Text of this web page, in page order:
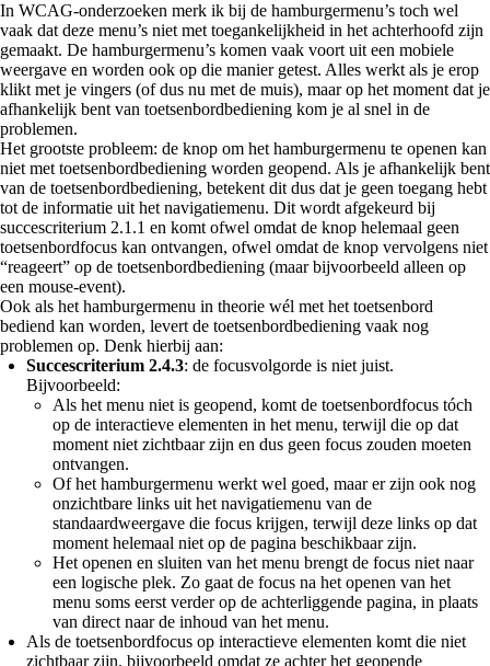
In WCAG-onderzoeken merk ik bij de hamburgermenu’s toch wel
vaak dat deze menu’s niet met toegankelijkheid in het achterhoofd zijn
gemaakt. De hamburgermenu’s komen vaak voort uit een mobiele
weergave en worden ook op die manier getest. Alles werkt als je erop
klikt met je vingers (of dus nu met de muis), maar op het moment dat je
afhankelijk bent van toetsenbordbediening kom je al snel in de
problemen.
Het grootste probleem: de knop om het hamburgermenu te openen kan
niet met toetsenbordbediening worden geopend. Als je afhankelijk bent
van de toetsenbordbediening, betekent dit dus dat je geen toegang hebt
tot de informatie uit het navigatiemenu. Dit wordt afgekeurd bij
succescriterium 2.1.1 en komt ofwel omdat de knop helemaal geen
toetsenbordfocus kan ontvangen, ofwel omdat de knop vervolgens niet
“reageert” op de toetsenbordbediening (maar bijvoorbeeld alleen op
een mouse-event).
Ook als het hamburgermenu in theorie wél met het toetsenbord
bediend kan worden, levert de toetsenbordbediening vaak nog
problemen op. Denk hierbij aan:
Succescriterium 2.4.3: de focusvolgorde is niet juist.
Bijvoorbeeld:
Als het menu niet is geopend, komt de toetsenbordfocus tóch
op de interactieve elementen in het menu, terwijl die op dat
moment niet zichtbaar zijn en dus geen focus zouden moeten
ontvangen.
Of het hamburgermenu werkt wel goed, maar er zijn ook nog
onzichtbare links uit het navigatiemenu van de
standaardweergave die focus krijgen, terwijl deze links op dat
moment helemaal niet op de pagina beschikbaar zijn.
Het openen en sluiten van het menu brengt de focus niet naar
een logische plek. Zo gaat de focus na het openen van het
menu soms eerst verder op de achterliggende pagina, in plaats
van direct naar de inhoud van het menu.
Als de toetsenbordfocus op interactieve elementen komt die niet
zichtbaar zijn, bijvoorbeeld omdat ze achter het geopende